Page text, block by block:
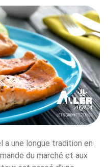
a une longue tradition en
du marché et aux